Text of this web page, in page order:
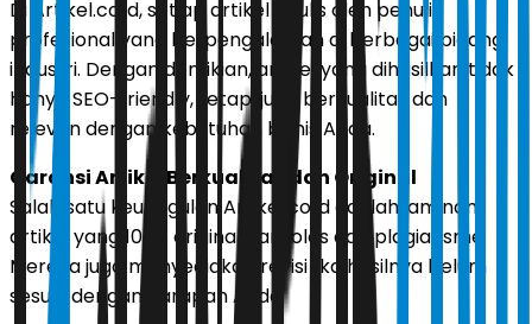
Di Artikel.co.id, setiap artikel ditulis oleh penulis
profesional yang berpengalaman di berbagai bidang
industri. Dengan demikian, artikel yang dihasilkan tidak
hanya SEO-friendly, tetapi juga berkualitas dan
relevan dengan kebutuhan bisnis Anda.
Garansi Artikel Berkualitas dan Original
Salah satu keunggulan Artikel.co.id adalah jaminan
artikel yang 100% original dan lolos dari plagiarisme.
Mereka juga menyediakan revisi jika hasilnya belum
sesuai dengan harapan Anda.